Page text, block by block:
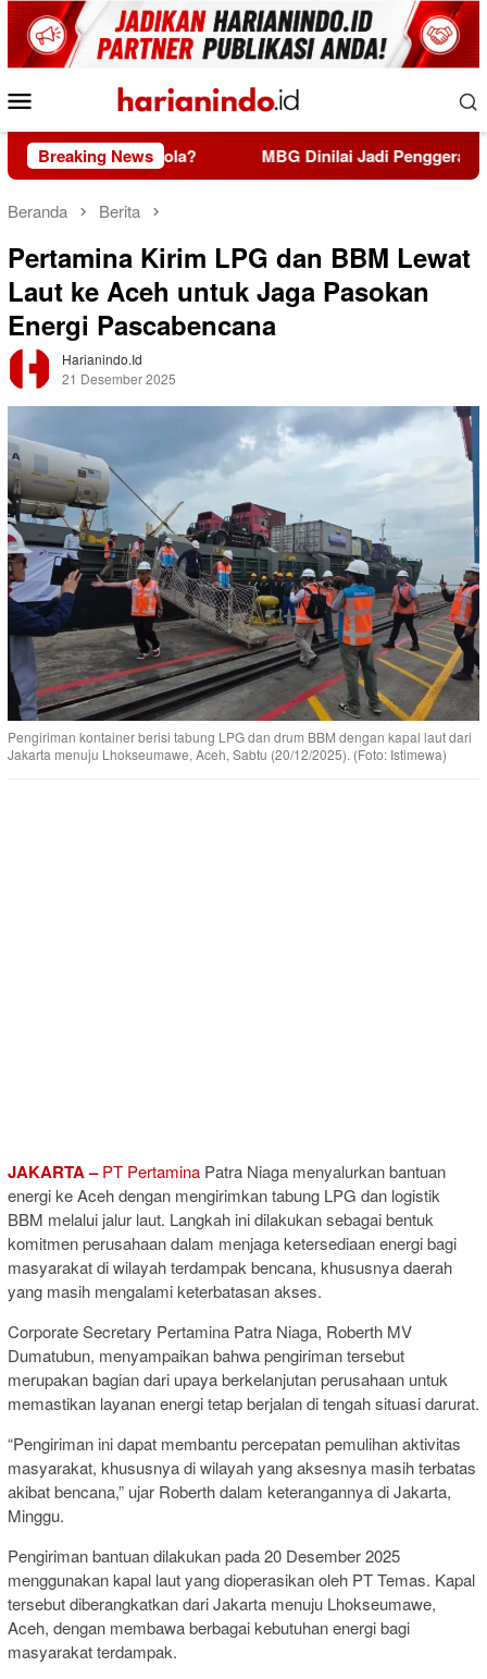
Loncat
ke
konten
Mobile
Breaking News
Tata Kelola? MBG Dinilai Jadi Penggerak
Beranda Berita
Pertamina Kirim LPG dan BBM Lewat
Laut ke Aceh untuk Jaga Pasokan
Energi Pascabencana
Harianindo.id
21 Desember 2025
Pengiriman kontainer berisi tabung LPG dan drum BBM dengan kapal laut dari
Jakarta menuju Lhokseumawe, Aceh, Sabtu (20/12/2025). (Foto: Istimewa)
JAKARTA – PT Pertamina Patra Niaga menyalurkan bantuan
energi ke Aceh dengan mengirimkan tabung LPG dan logistik
BBM melalui jalur laut. Langkah ini dilakukan sebagai bentuk
komitmen perusahaan dalam menjaga ketersediaan energi bagi
masyarakat di wilayah terdampak bencana, khususnya daerah
yang masih mengalami keterbatasan akses.
Corporate Secretary Pertamina Patra Niaga, Roberth MV
Dumatubun, menyampaikan bahwa pengiriman tersebut
merupakan bagian dari upaya berkelanjutan perusahaan untuk
memastikan layanan energi tetap berjalan di tengah situasi darurat.
“Pengiriman ini dapat membantu percepatan pemulihan aktivitas
masyarakat, khususnya di wilayah yang aksesnya masih terbatas
akibat bencana,” ujar Roberth dalam keterangannya di Jakarta,
Minggu.
Pengiriman bantuan dilakukan pada 20 Desember 2025
menggunakan kapal laut yang dioperasikan oleh PT Temas. Kapal
tersebut diberangkatkan dari Jakarta menuju Lhokseumawe,
Aceh, dengan membawa berbagai kebutuhan energi bagi
masyarakat terdampak.